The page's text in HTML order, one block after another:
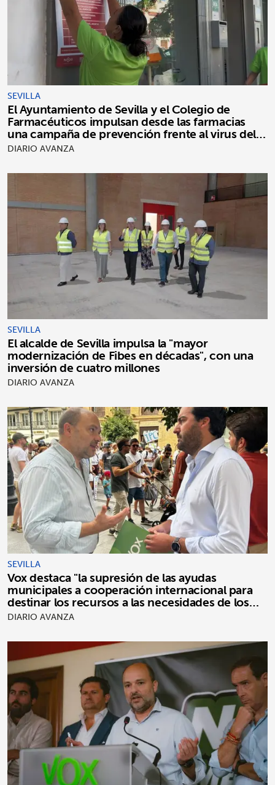
SEVILLA
El Ayuntamiento de Sevilla y el Colegio de
Farmacéuticos impulsan desde las farmacias
una campaña de prevención frente al virus del
Nilo occidental
DIARIO AVANZA
SEVILLA
El alcalde de Sevilla impulsa la "mayor
modernización de Fibes en décadas", con una
inversión de cuatro millones
DIARIO AVANZA
SEVILLA
Vox destaca "la supresión de las ayudas
municipales a cooperación internacional para
destinar los recursos a las necesidades de los
sevillanos"
DIARIO AVANZA